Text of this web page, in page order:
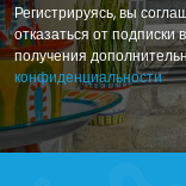
Регистрируясь, вы
отказаться от
получения
конфиденциальности